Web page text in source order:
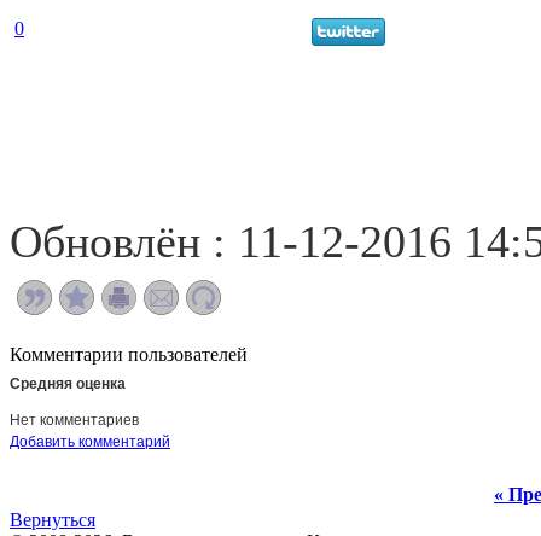
0
Обновлён : 11-12-2016
Комментарии пользователей
Средняя оценка
Нет комментариев
Добавить комментарий
«
Вернуться